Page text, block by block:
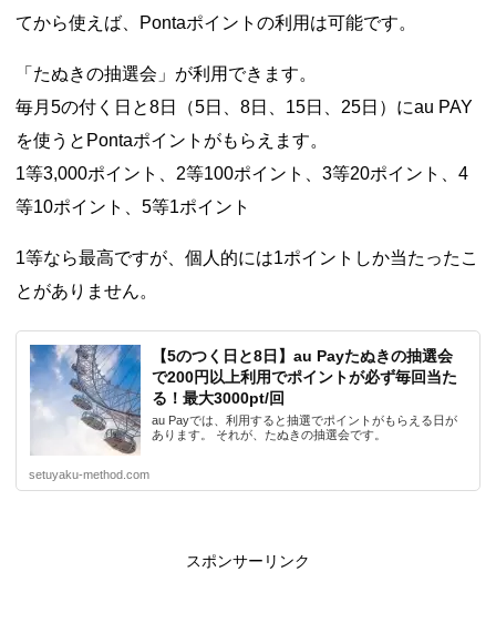
てから使えば、Pontaポイントの利用は可能です。
「たぬきの抽選会」が利用できます。
毎月5の付く日と8日（5日、8日、15日、25日）にau PAY
を使うとPontaポイントがもらえます。
1等3,000ポイント、2等100ポイント、3等20ポイント、4
等10ポイント、5等1ポイント
1等なら最高ですが、個人的には1ポイントしか当たったこ
とがありません。
【5のつく日と8日】au Payたぬきの抽選会
で200円以上利用でポイントが必ず毎回当た
る！最大3000pt/回
au Payでは、利用すると抽選でポイントがもらえる日が
あります。 それが、たぬきの抽選会です。
setuyaku-method.com
スポンサーリンク